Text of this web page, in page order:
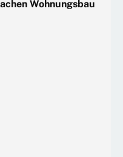
Wohnungsbau